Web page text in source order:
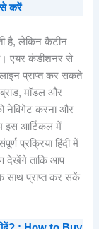
से करें
है, लेकिन कैंटीन
है। एयर कंडीशनर से
प्राप्त कर सकते
मॉडल और
नेविगेट करना और
इस आर्टिकल में
प्रक्रिया हिंदी में
देखेंगे ताकि आप
साथ प्राप्त कर सकें